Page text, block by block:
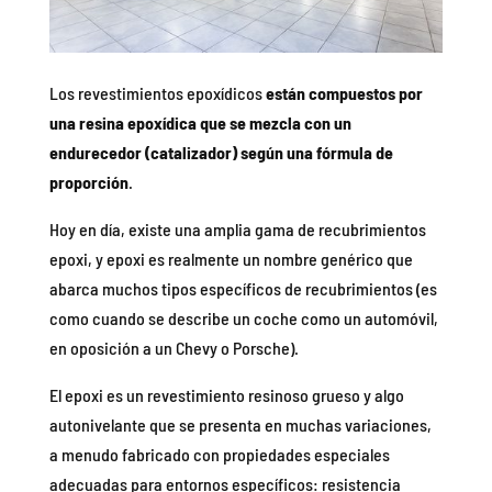
Los revestimientos epoxídicosestán compuestos por
una resina epoxídica que se mezcla con un
endurecedor (catalizador) según una fórmula de
proporción.
Hoy en día, existe una amplia gama de recubrimientos
epoxi, y epoxi es realmente un nombre genérico que
abarca muchos tipos específicos de recubrimientos (es
como cuando se describe un coche como un automóvil,
en oposición a un Chevy o Porsche).
El epoxi es un revestimiento resinoso grueso y algo
autonivelante que se presenta en muchas variaciones,
a menudo fabricado con propiedades especiales
adecuadas para entornos específicos: resistencia